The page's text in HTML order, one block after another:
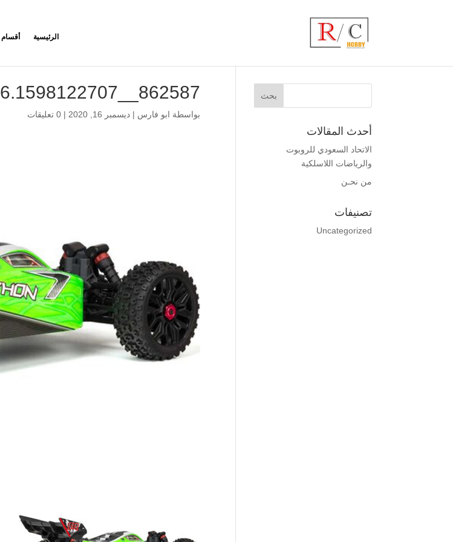
الرئيسية أقسام
862587__78176.1598122707
بواسطة ابو فارس | ديسمبر 16, 2020 | 0 تعليقات
أحدث المقالات
الاتحاد السعودي للروبوت
والرياضات اللاسلكية
من نحـن
تصنيفات
Uncategorized